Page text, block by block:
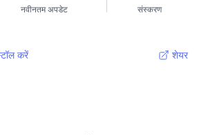
नवीनतम अपडेट संस्करण
करें शेयर